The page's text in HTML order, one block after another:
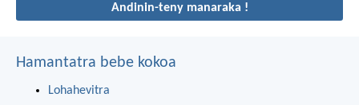
Andinin-teny manaraka !
Hamantatra bebe kokoa
Lohahevitra